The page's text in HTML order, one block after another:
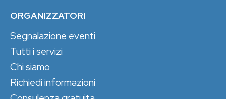
ORGANIZZATORI
Segnalazione eventi
Tutti i servizi
Chi siamo
Richiedi informazioni